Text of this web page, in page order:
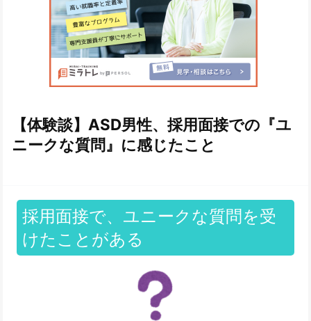
【体験談】ASD男性、採用面接での『ユ
ニークな質問』に感じたこと
採用面接で、ユニークな質問を受
けたことがある